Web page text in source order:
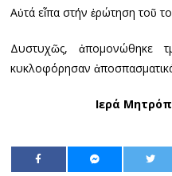
Αὐτά εἶπα στήν ἐρώτηση τοῦ
Δυστυχῶς, ἀπομονώθηκε
κυκλοφόρησαν
Ιερά